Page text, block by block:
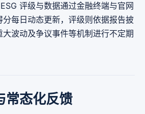
评级与数据通过金融终端与官网
每日动态更新，评级则依据报告披
波动及争议事件等机制进行不定期
常态化反馈